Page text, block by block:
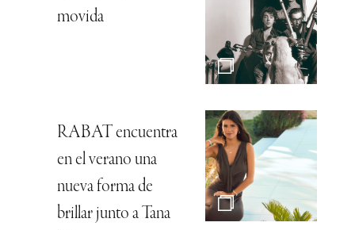
movida
RABAT encuentra
en el verano una
nueva forma de
brillar junto a Tana